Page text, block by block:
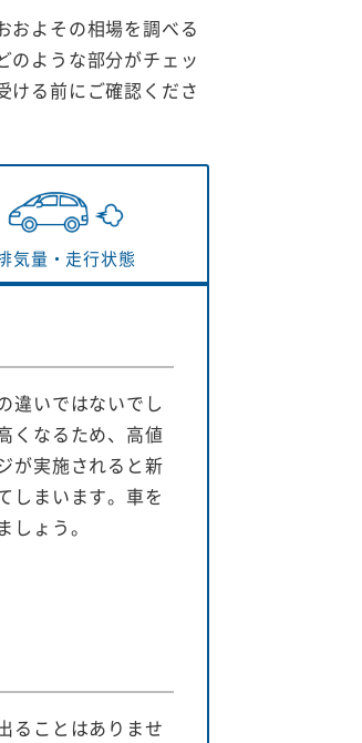
およその相場を調べる
のような部分がチェッ
ける前にご確認くださ
気量・ 走行状態
違いではないでし
くなるため、高値
が実施されると新
しまいます。車を
ょう。
ることはありませ